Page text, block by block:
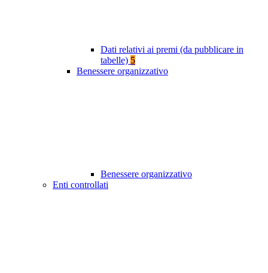
Dati relativi ai premi (da pubblicare in
tabelle) 5
Benessere organizzativo
Benessere organizzativo
Enti controllati